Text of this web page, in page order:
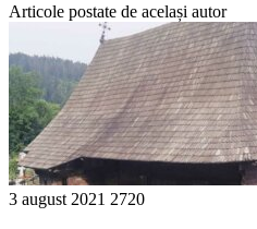
Articole postate de același autor
3 august 2021 2720